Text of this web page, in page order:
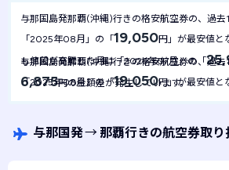
与那国島発那覇(沖縄)行きの格安航空券の、過去
「2025年08月」の「 19,050円」が最安値と
も値段が高騰した月は「2026年07月」の「
6,875円の金額差が発生しています。
与那国島発那覇(沖縄)行きの格安航空券の、過去
「2025年08月」の「19,050円」が最安値と
与那国発→那覇行きの航空券取